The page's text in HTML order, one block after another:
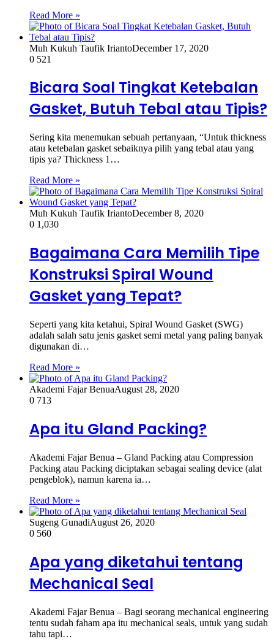
Read More »
Muh Kukuh Taufik IriantoDecember 17, 2020
0 521
Bicara Soal Tingkat Ketebalan
Gasket, Butuh Tebal atau Tipis?
Sering kita menemukan sebuah pertanyaan, “Untuk thickness
atau ketebalan gasket sebaiknya pilih yang tebal atau yang
tipis ya? Thickness 1…
Read More »
Muh Kukuh Taufik IriantoDecember 8, 2020
0 1,030
Bagaimana Cara Memilih Tipe
Konstruksi Spiral Wound
Gasket yang Tepat?
Seperti yang kita ketahui, Spiral Wound Gasket (SWG)
adalah salah satu jenis gasket semi metal yang paling banyak
digunakan di…
Read More »
Akademi Fajar BenuaAugust 28, 2020
0 713
Apa itu Gland Packing?
Akademi Fajar Benua – Gland Packing atau Compression
Packing atau Packing diciptakan sebagai sealing device (alat
pengeblok), namun karena ia…
Read More »
Sugeng GunadiAugust 26, 2020
0 560
Apa yang diketahui tentang
Mechanical Seal
Akademi Fajar Benua – Bagi seorang mechanical engineering
tentu sudah faham apa itu mechanical seals, untuk yang sudah
tahu tapi…